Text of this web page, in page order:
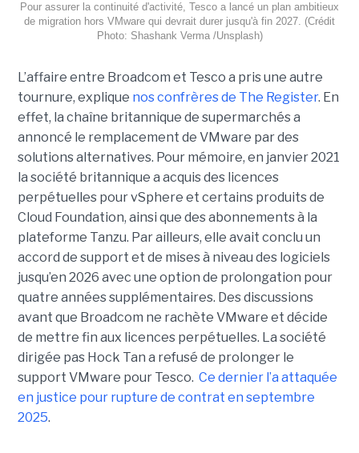
Pour assurer la continuité d'activité, Tesco a lancé un plan ambitieux
de migration hors VMware qui devrait durer jusqu'à fin 2027. (Crédit
Photo: Shashank Verma /Unsplash)
L’affaire entre Broadcom et Tesco a pris une autre
tournure, explique nos confrères de The Register. En
effet, la chaîne britannique de supermarchés a
annoncé le remplacement de VMware par des
solutions alternatives. Pour mémoire, en janvier 2021
la société britannique a acquis des licences
perpétuelles pour vSphere et certains produits de
Cloud Foundation, ainsi que des abonnements à la
plateforme Tanzu. Par ailleurs, elle avait conclu un
accord de support et de mises à niveau des logiciels
jusqu’en 2026 avec une option de prolongation pour
quatre années supplémentaires. Des discussions
avant que Broadcom ne rachète VMware et décide
de mettre fin aux licences perpétuelles. La société
dirigée pas Hock Tan a refusé de prolonger le
support VMware pour Tesco. Ce dernier l’a attaquée
en justice pour rupture de contrat en septembre
2025.